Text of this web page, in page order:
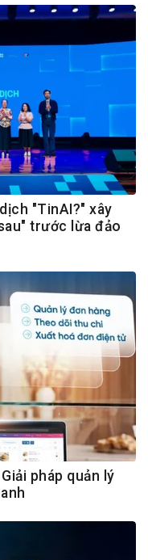
"TinAI?" xây
trước lừa đảo
pháp quản lý